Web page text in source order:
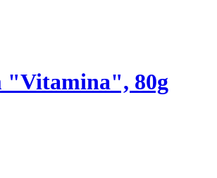
"Vitamina", 80g